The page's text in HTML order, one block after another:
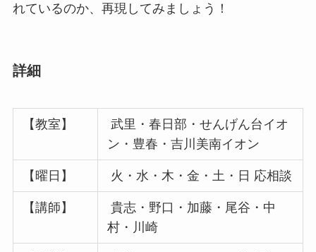
れているのか、再現してみましょう！
詳細
【教室】
武里・春日部・せんげん台イオ
ン・豊春・吉川美南イオン
【曜日】 火・水・木・金・土・日 応相談
【講師】
貴志・野口・加藤・尾谷・中
村・川崎